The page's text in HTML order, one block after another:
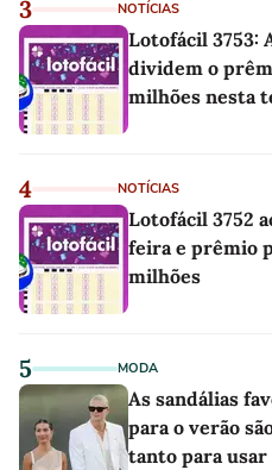
3 NOTÍCIAS
Lotofácil 3753:
dividem o
milhões nesta
4 NOTÍCIAS
Lotofácil 3752
feira e prêmio
milhões
5 MODA
As sandálias
para o verão
tanto para usar